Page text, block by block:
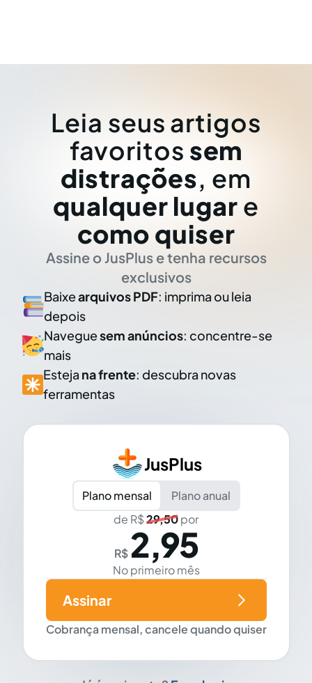
Leia seus artigos
favoritos sem
distrações, em
qualquer lugar e
como quiser
Assine o JusPlus e tenha recursos
exclusivos
Baixearquivos PDF: imprima ou leia
depois
Naveguesem anúncios: concentre-se
mais
Esteja na frente: descubra novas
ferramentas
JusPlus
Plano mensal
Plano anual
de R$29,50por
R$ 2,95
No primeiro mês
Cobrança mensal, cancele quando quiser
Assinar